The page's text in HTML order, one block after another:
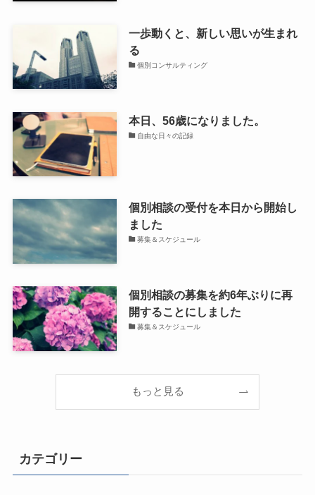
一歩動くと、新しい思いが生まれ
る
個別コンサルティング
本日、56歳になりました。
自由な日々の記録
個別相談の受付を本日から開始し
ました
募集＆スケジュール
個別相談の募集を約6年ぶりに再
開することにしました
募集＆スケジュール
もっと見る
カテゴリー